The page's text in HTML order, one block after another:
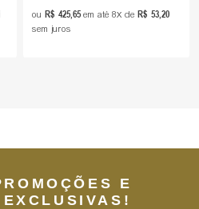
ou R$ 42565 em até 8 de R$ 5320
sem juros
E